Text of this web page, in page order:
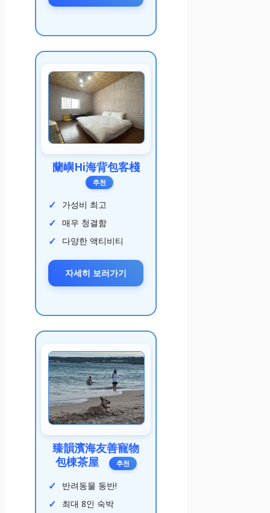
蘭嶼Hi海背包客棧
추천
가성비 최고
매우 청결함
다양한 액티비티
자세히 보러가기
臻韻濱海友善寵物
包棟茶屋
추천
반려동물 동반!
최대 8인 숙박